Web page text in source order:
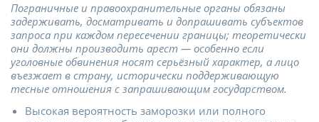
Пограничные и правоохранительные органы обязаны
задерживать, досматривать и допрашивать субъектов
запроса при каждом пересечении границы; теоретически
они должны производить арест — особенно если
уголовные обвинения носят серьёзный характер, а лицо
въезжает в страну, исторически поддерживающую
тесные отношения с запрашивающим государством.
Высокая вероятность заморозки или полного